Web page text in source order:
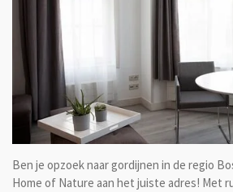
Ben je opzoek naar gordijnen in de regio
Home of Nature aan het juiste adres! Met